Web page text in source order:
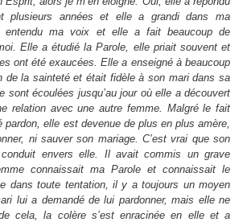
plusieurs années et elle a grandi dans ma
entendu ma voix et elle a fait beaucoup de
Elle a étudié la Parole, elle priait souvent et
ont été exaucées. Elle a enseigné à beaucoup
de la sainteté et était fidèle à son mari dans sa
sont écoulées jusqu’au jour où elle a découvert
relation avec une autre femme. Malgré le fait
pardon, elle est devenue de plus en plus amère,
ni sauver son mariage. C’est vrai que son
envers elle. Il avait commis un grave
connaissait ma Parole et connaissait le
dans toute tentation, il y a toujours un moyen
lui a demandé de lui pardonner, mais elle ne
cela, la colère s’est enracinée en elle et a